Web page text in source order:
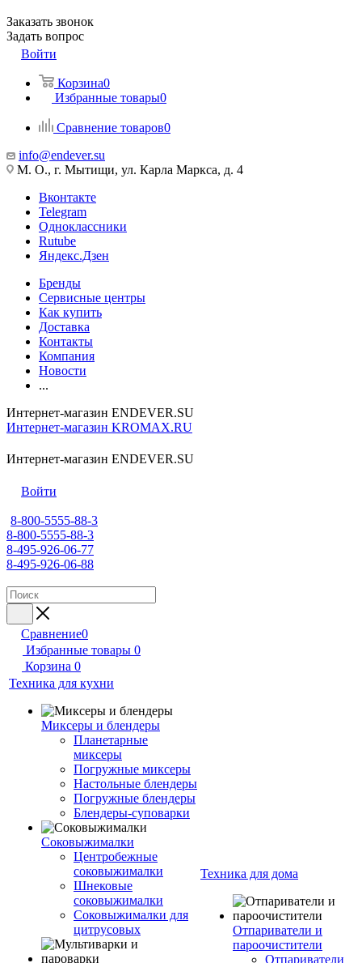
Заказать звонок
Задать вопрос
Войти
Корзина0
Избранные товары0
Сравнение товаров0
info@endever.su
М. О., г. Мытищи, ул. Карла Маркса, д. 4
Вконтакте
Telegram
Одноклассники
Rutube
Яндекс.Дзен
Бренды
Сервисные центры
Как купить
Доставка
Контакты
Компания
Новости
...
Интернет-магазин ENDEVER.SU
Интернет-магазин KROMAX.RU
Интернет-магазин ENDEVER.SU
Войти
8-800-5555-88-3
8-800-5555-88-3
8-495-926-06-77
8-495-926-06-88
Сравнение0
Избранные товары 0
Корзина 0
Техника для кухни
Миксеры и блендеры
Планетарные
миксеры
Погружные миксеры
Настольные блендеры
Погружные блендеры
Блендеры-суповарки
Соковыжималки
Центробежные
соковыжималки
Шнековые
соковыжималки
Соковыжималки для
цитрусовых
Техника для дома
Отпариватели и
пароочистители
Отпариватели